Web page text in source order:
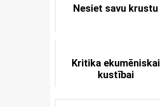
Nesiet savu krustu
Kritika ekumēniskai
kustībai